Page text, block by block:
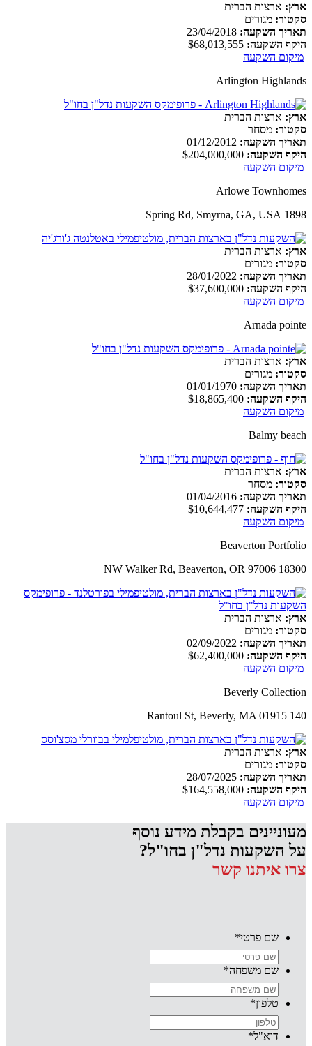
ארץ: ארצות הברית
סקטור: מגורים
תאריך השקעה:
היקף השקעה:
מיקום השקעה
Arlington Highlands
ארץ: ארצות הברית
סקטור: מסחר
תאריך השקעה:
היקף השקעה:
מיקום השקעה
Arlowe Townhomes
1898 Spring Rd, Smyrna, GA, USA
ארץ: ארצות הברית
סקטור: מגורים
תאריך השקעה:
היקף השקעה:
מיקום השקעה
Arnada pointe
ארץ: ארצות הברית
סקטור: מגורים
תאריך השקעה:
היקף השקעה:
מיקום השקעה
Balmy beach
ארץ: ארצות הברית
סקטור: מסחר
תאריך השקעה:
היקף השקעה:
מיקום השקעה
Beaverton Portfolio
18300 NW Walker Rd, Beaverton, OR 97006
ארץ: ארצות הברית
סקטור: מגורים
תאריך השקעה:
היקף השקעה:
מיקום השקעה
Beverly Collection
140 Rantoul St, Beverly, MA 01915
ארץ: ארצות הברית
סקטור: מגורים
תאריך השקעה:
היקף השקעה:
מיקום השקעה
מעוניינים בקבלת מידע נוסף
על השקעות נדל"ן בחו"ל?
צרו איתנו קשר
שם פרטי*
שם משפחה*
טלפון*
דוא"ל*